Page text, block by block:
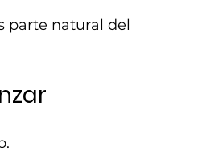
parte natural del